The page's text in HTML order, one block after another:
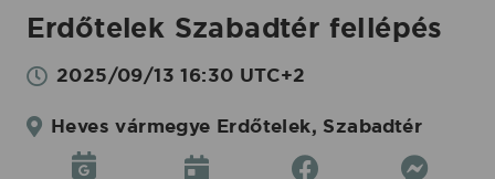
Erdőtelek Szabadtér fellépés
2025/09/13 16:30 UTC+2
Heves vármegye Erdőtelek, Szabadtér